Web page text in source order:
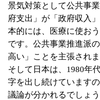
景気対策として公共事
府支出」が「政府収入
本的には、医療に使お
です。公共事業推進派
高い」ことを主張され
そして日本は、1980年
字を出し続けています
議論が分かれるでしょ